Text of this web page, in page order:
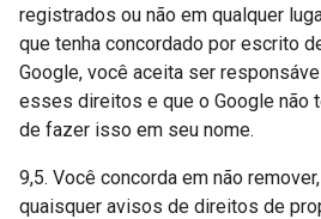
registrados ou não em qualquer
que tenha concordado por escrito
Google, você aceita ser
esses direitos e que o Google não
de fazer isso em seu nome.
9,5. Você concorda em não
quaisquer avisos de direitos de